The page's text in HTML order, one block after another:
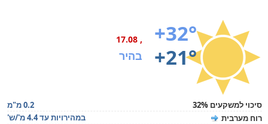
+32°
+21°
, 17.08
בהיר
סיכוי למשקעים 32%
0.2 מ"מ
רוח מערבית
במהירויות עד 4.4 מ'/ש'